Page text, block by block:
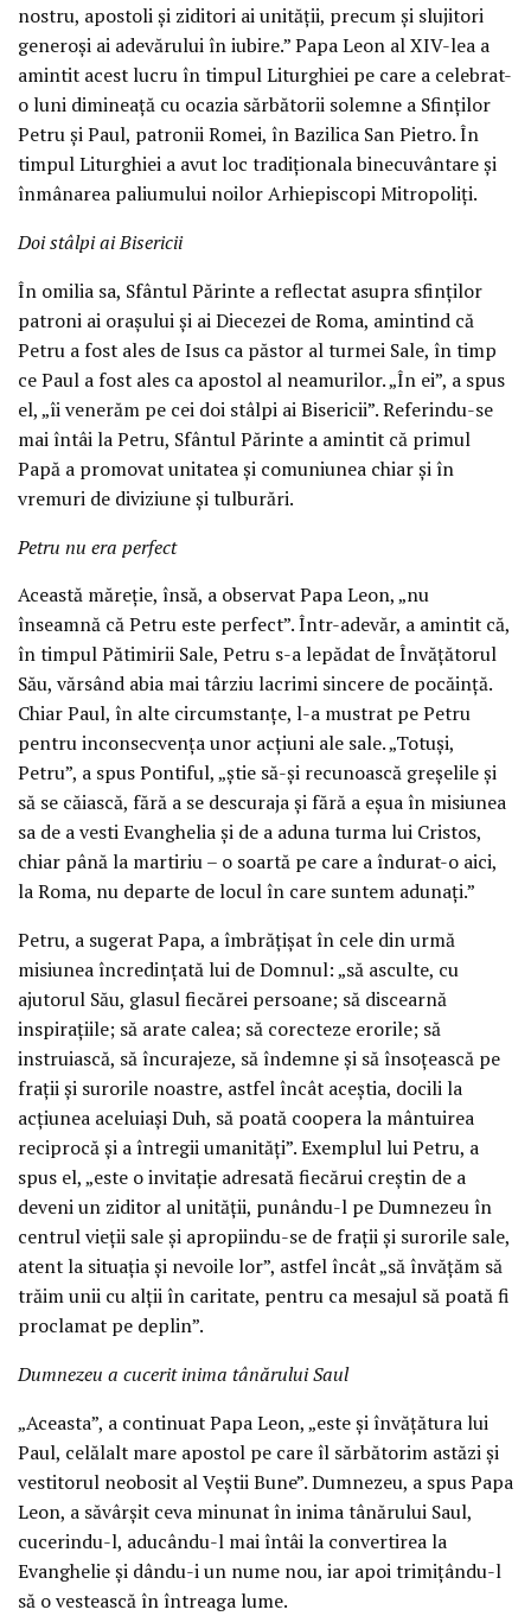
nostru, apostoli și ziditori ai unității, precum și slujitori
generoși ai adevărului în iubire.” Papa Leon al XIV-lea a
amintit acest lucru în timpul Liturghiei pe care a celebrat-
o luni dimineață cu ocazia sărbătorii solemne a Sfinților
Petru și Paul, patronii Romei, în Bazilica San Pietro. În
timpul Liturghiei a avut loc tradiționala binecuvântare și
înmânarea paliumului noilor Arhiepiscopi Mitropoliți.
Doi stâlpi ai Bisericii
În omilia sa, Sfântul Părinte a reflectat asupra sfinților
patroni ai orașului și ai Diecezei de Roma, amintind că
Petru a fost ales de Isus ca păstor al turmei Sale, în timp
ce Paul a fost ales ca apostol al neamurilor. „În ei”, a spus
el, „îi venerăm pe cei doi stâlpi ai Bisericii”. Referindu-se
mai întâi la Petru, Sfântul Părinte a amintit că primul
Papă a promovat unitatea și comuniunea chiar și în
vremuri de diviziune și tulburări.
Petru nu era perfect
Această măreție, însă, a observat Papa Leon, „nu
înseamnă că Petru este perfect”. Într-adevăr, a amintit că,
în timpul Pătimirii Sale, Petru s-a lepădat de Învățătorul
Său, vărsând abia mai târziu lacrimi sincere de pocăință.
Chiar Paul, în alte circumstanțe, l-a mustrat pe Petru
pentru inconsecvența unor acțiuni ale sale. „Totuși,
Petru”, a spus Pontiful, „știe să-și recunoască greșelile și
să se căiască, fără a se descuraja și fără a eșua în misiunea
sa de a vesti Evanghelia și de a aduna turma lui Cristos,
chiar până la martiriu – o soartă pe care a îndurat-o aici,
la Roma, nu departe de locul în care suntem adunați.”
Petru, a sugerat Papa, a îmbrățișat în cele din urmă
misiunea încredințată lui de Domnul: „să asculte, cu
ajutorul Său, glasul fiecărei persoane; să discearnă
inspirațiile; să arate calea; să corecteze erorile; să
instruiască, să încurajeze, să îndemne și să însoțească pe
frații și surorile noastre, astfel încât aceștia, docili la
acțiunea aceluiași Duh, să poată coopera la mântuirea
reciprocă și a întregii umanități”. Exemplul lui Petru, a
spus el, „este o invitație adresată fiecărui creștin de a
deveni un ziditor al unității, punându-l pe Dumnezeu în
centrul vieții sale și apropiindu-se de frații și surorile sale,
atent la situația și nevoile lor”, astfel încât „să învățăm să
trăim unii cu alții în caritate, pentru ca mesajul să poată fi
proclamat pe deplin”.
Dumnezeu a cucerit inima tânărului Saul
„Aceasta”, a continuat Papa Leon, „este și învățătura lui
Paul, celălalt mare apostol pe care îl sărbătorim astăzi și
vestitorul neobosit al Veștii Bune”. Dumnezeu, a spus Papa
Leon, a săvârșit ceva minunat în inima tânărului Saul,
cucerindu-l, aducându-l mai întâi la convertirea la
Evanghelie și dându-i un nume nou, iar apoi trimițându-l
să o vestească în întreaga lume.